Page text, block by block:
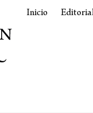
Inicio